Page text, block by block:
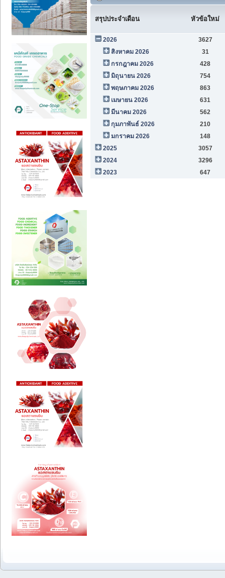
สรุปประจำเดือน หัวข้อใหม่
2026
3627
สิงหาคม 2026
31
กรกฎาคม 2026
428
มิถุนายน 2026
754
พฤษภาคม 2026
863
เมษายน 2026
631
มีนาคม 2026
562
กุมภาพันธ์ 2026
210
มกราคม 2026
148
2025
3057
2024
3296
2023
647